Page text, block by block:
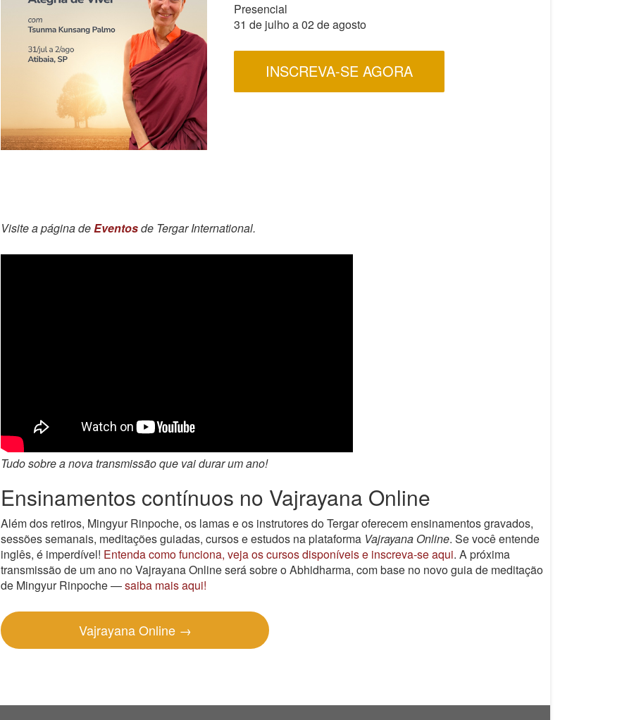
Presencial
31 de julho a 02 de agosto
INSCREVA-SE AGORA
Visite a página deEventosde Tergar International.
Tudo sobre a nova transmissão que vai durar um ano!
Ensinamentos contínuos no Vajrayana Online
Além dos retiros, Mingyur Rinpoche, os lamas e os instrutores do Tergar oferecem ensinamentos gravados,
sessões semanais, meditações guiadas, cursos e estudos na plataforma Vajrayana Online. Se você entende
inglês, é imperdível! Entenda como funciona, veja os cursos disponíveis e inscreva-se aqui. A próxima
transmissão de um ano no Vajrayana Online será sobre o Abhidharma, com base no novo guia de meditação
de Mingyur Rinpoche —saiba mais aqui!
Vajrayana Online →